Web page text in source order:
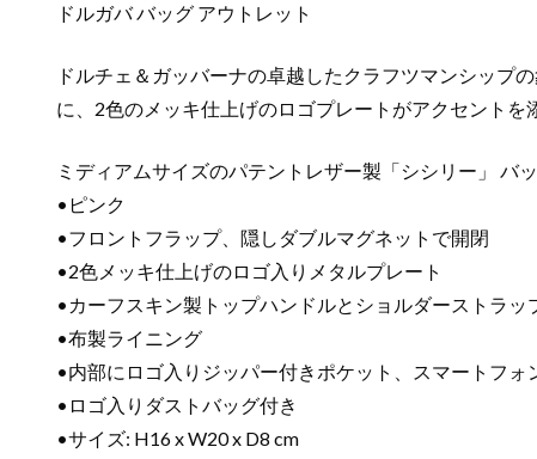
ドルガバ バッグ アウトレット
ドルチェ＆ガッバーナの卓越したクラフツマンシップ
に、2色のメッキ仕上げのロゴプレートがアクセントを
ミディアムサイズのパテントレザー製「シシリー」 バ
•ピンク
•フロントフラップ、隠しダブルマグネットで開閉
•2色メッキ仕上げのロゴ入りメタルプレート
•カーフスキン製トップハンドルとショルダーストラッ
•布製ライニング
•内部にロゴ入りジッパー付きポケット、スマートフォ
•ロゴ入りダストバッグ付き
•サイズ: H16 x W20 x D8 cm